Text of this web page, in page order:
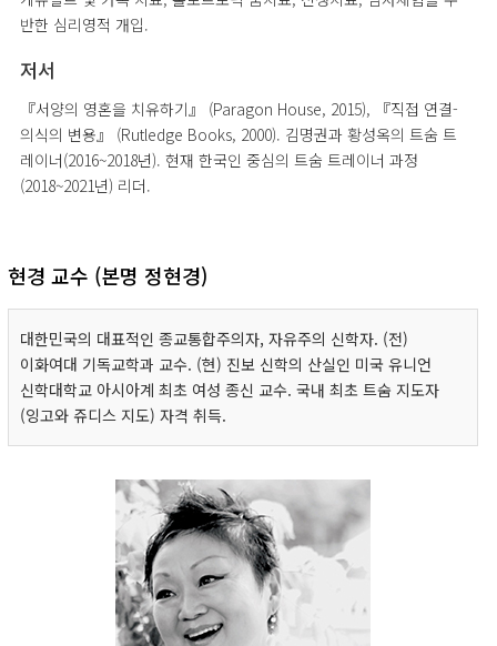
반한 심리영적 개입.
저서
『서양의 영혼을 치유하기』 (Paragon House, 2015), 『직접 연결-
의식의 변용』 (Rutledge Books, 2000). 김명권과 황성옥의 트숨 트
레이너(2016~2018년). 현재 한국인 중심의 트숨 트레이너 과정
(2018~2021년) 리더.
현경 교수 (본명 정현경)
대한민국의 대표적인 종교통합주의자, 자유주의 신학자. (전)
이화여대 기독교학과 교수. (현) 진보 신학의 산실인 미국 유니언
신학대학교 아시아계 최초 여성 종신 교수. 국내 최초 트숨 지도자
(잉고와 쥬디스 지도) 자격 취득.